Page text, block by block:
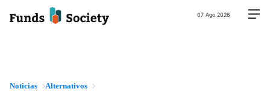
07 Ago 2026
Noticias Alternativos